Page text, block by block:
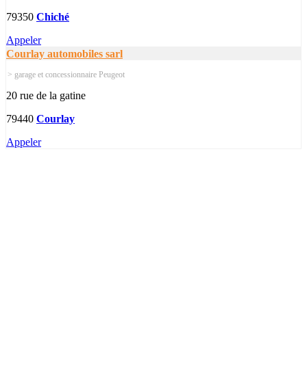
79350 Chiché
Appeler
Courlay automobiles sarl
> garage et concessionnaire Peugeot
20 rue de la gatine
79440 Courlay
Appeler